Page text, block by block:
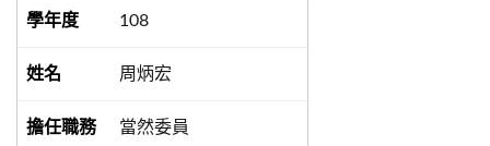
108
周炳宏
當然委員